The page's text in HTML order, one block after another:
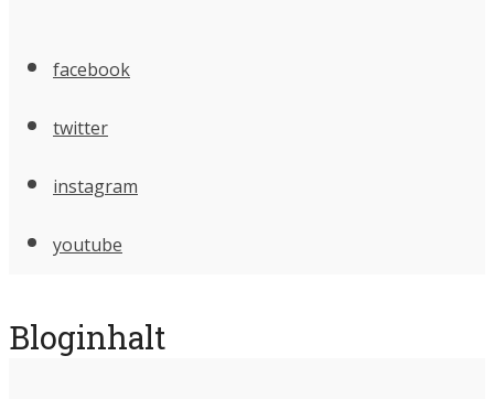
facebook
twitter
instagram
youtube
Bloginhalt